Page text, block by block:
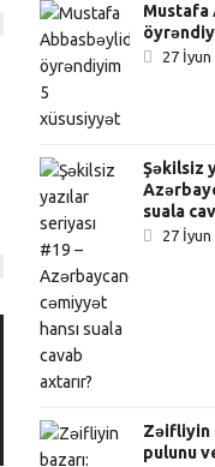
Mustafa
27 İyun
Şəkilsiz
suala
27 İyun
Zəifliyin
pulunu